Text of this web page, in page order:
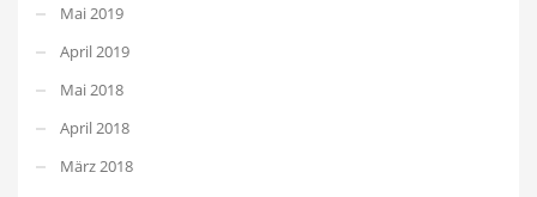
Mai 2019
April 2019
Mai 2018
April 2018
März 2018